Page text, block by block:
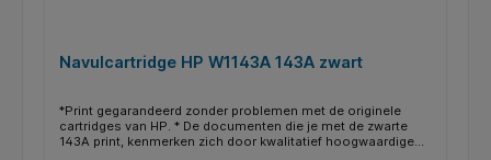
Navulcartridge HP W1143A 143A zwart
*Print gegarandeerd zonder problemen met de originele
cartridges van HP. * De documenten die je met de zwarte
143A print, kenmerken zich door kwalitatief hoogwaardige